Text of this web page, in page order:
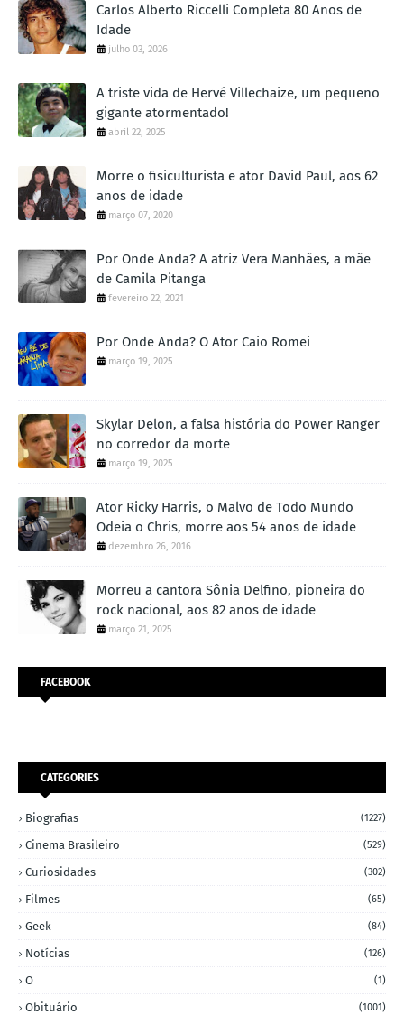
Carlos Alberto Riccelli Completa 80 Anos de
Idade
julho 03, 2026
A triste vida de Hervé Villechaize, um pequeno
gigante atormentado!
abril 22, 2025
Morre o fisiculturista e ator David Paul, aos 62
anos de idade
março 07, 2020
Por Onde Anda? A atriz Vera Manhães, a mãe
de Camila Pitanga
fevereiro 22, 2021
Por Onde Anda? O Ator Caio Romei
março 19, 2025
Skylar Delon, a falsa história do Power Ranger
no corredor da morte
março 19, 2025
Ator Ricky Harris, o Malvo de Todo Mundo
Odeia o Chris, morre aos 54 anos de idade
dezembro 26, 2016
Morreu a cantora Sônia Delfino, pioneira do
rock nacional, aos 82 anos de idade
março 21, 2025
FACEBOOK
CATEGORIES
Biografias (1227)
Cinema Brasileiro (529)
Curiosidades (302)
Filmes (65)
Geek (84)
Notícias (126)
O (1)
Obituário (1001)